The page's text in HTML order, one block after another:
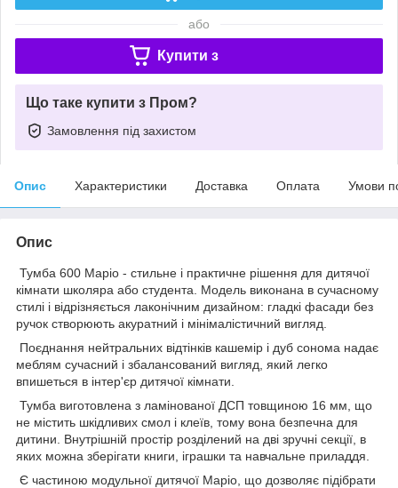
або
Купити з
Що таке купити з Пром?
Замовлення під захистом
Опис Характеристики Доставка Оплата Умови
Опис
Тумба 600 Маріо - стильне і практичне рішення для дитячої
кімнати школяра або студента. Модель виконана в сучасному
стилі і відрізняється лаконічним дизайном: гладкі фасади без
ручок створюють акуратний і мінімалістичний вигляд.
Поєднання нейтральних відтінків кашемір і дуб сонома надає
меблям сучасний і збалансований вигляд, який легко
впишеться в інтер'єр дитячої кімнати.
Тумба виготовлена з ламінованої ДСП товщиною 16 мм, що
не містить шкідливих смол і клеїв, тому вона безпечна для
дитини. Внутрішній простір розділений на дві зручні секції, в
яких можна зберігати книги, іграшки та навчальне приладдя.
Є частиною модульної дитячої Маріо, що дозволяє підібрати